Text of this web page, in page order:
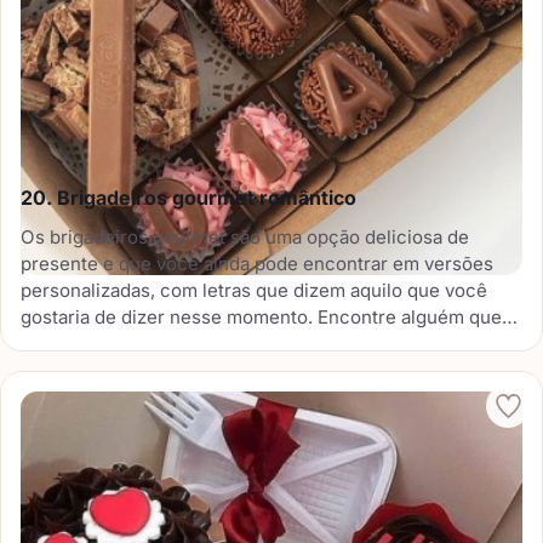
20. Brigadeiros gourmet romântico
Os brigadeiros gourmet são uma opção deliciosa de
presente e que você ainda pode encontrar em versões
personalizadas, com letras que dizem aquilo que você
gostaria de dizer nesse momento. Encontre alguém que
sabores.